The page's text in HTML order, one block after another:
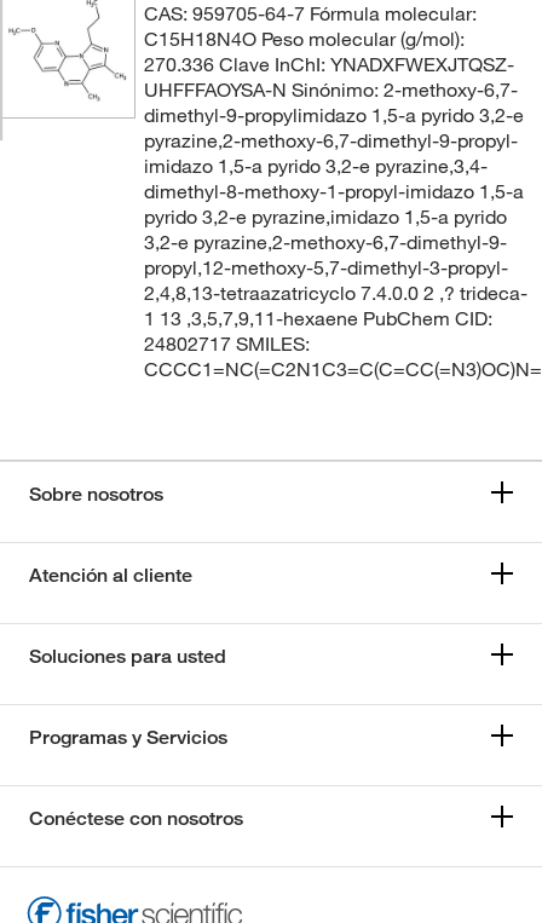
CAS: 959705-64-7 Fórmula molecular:
C15H18N4O Peso molecular (g/mol):
270.336 Clave InChI: YNADXFWEXJTQSZ-
UHFFFAOYSA-N Sinónimo: 2-methoxy-6,7-
dimethyl-9-propylimidazo 1,5-a pyrido 3,2-e
pyrazine,2-methoxy-6,7-dimethyl-9-propyl-
imidazo 1,5-a pyrido 3,2-e pyrazine,3,4-
dimethyl-8-methoxy-1-propyl-imidazo 1,5-a
pyrido 3,2-e pyrazine,imidazo 1,5-a pyrido
3,2-e pyrazine,2-methoxy-6,7-dimethyl-9-
propyl,12-methoxy-5,7-dimethyl-3-propyl-
2,4,8,13-tetraazatricyclo 7.4.0.0 2 ,? trideca-
1 13 ,3,5,7,9,11-hexaene PubChem CID:
24802717 SMILES:
Sobre nosotros
Atención al cliente
Soluciones para usted
Programas y Servicios
Conéctese con nosotros